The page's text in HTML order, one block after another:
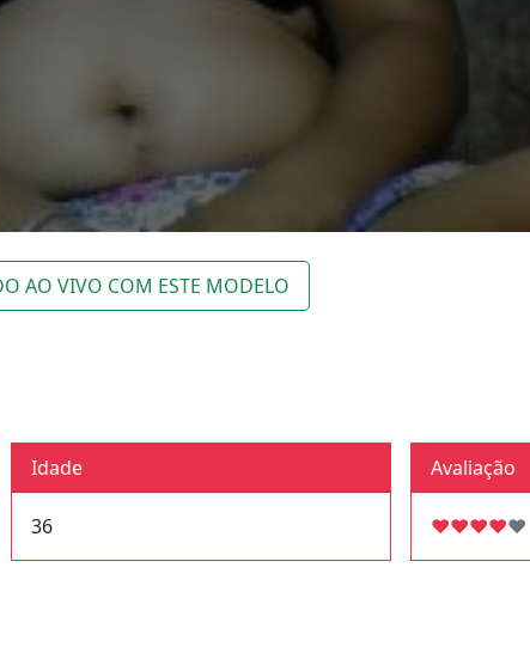
AO VIVO COM ESTE MODELO
Idade
36
Avaliação
♥♥♥♥♥